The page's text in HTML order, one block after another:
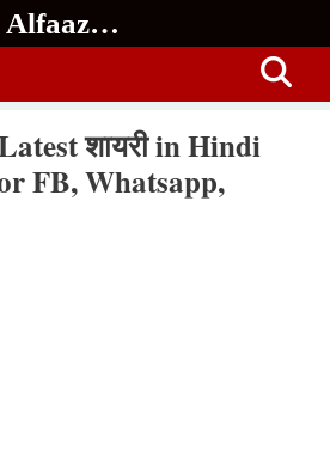
Alfaaz…
शायरी in Hindi
FB, Whatsapp,